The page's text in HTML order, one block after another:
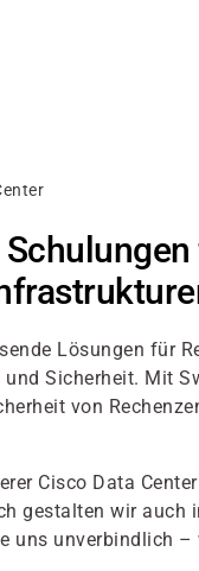
Lösungen für
und Sicherheit. Mit
von
Cisco Data
gestalten wir auch
uns unverbindlich